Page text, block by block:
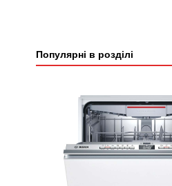
Популярні в розділі